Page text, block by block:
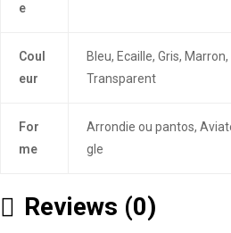
e
Coul
eur
Bleu, Ecaille, Gris,
Transparent
For
me
Arrondie ou pantos,
gle
Reviews (0)